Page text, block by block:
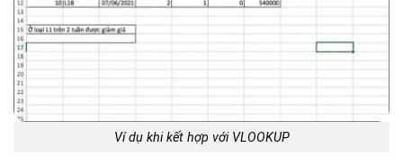
Ví dụ khi kết hợp với VLOOKUP